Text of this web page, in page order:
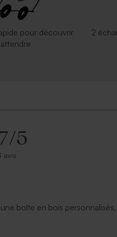
pour découvrir
2
/5
avis
boîte en bois